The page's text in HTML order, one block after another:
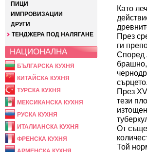
ПИЦИ
ИМПРОВИЗАЦИИ
ДРУГИ
ТЕНДЖЕРА ПОД НАЛЯГАНЕ
НАЦИОНАЛНА
БЪЛГАРСКА КУХНЯ
КИТАЙСКА КУХНЯ
ТУРСКА КУХНЯ
МЕКСИКАНСКА КУХНЯ
РУСКА КУХНЯ
ИТАЛИАНСКА КУХНЯ
ФРЕНСКА КУХНЯ
Като
През
ги
Според
брашно,
сърцето.
През
тези
От
Той